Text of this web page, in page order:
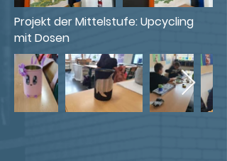
Projekt der Mittelstufe: Upcycling
mit Dosen